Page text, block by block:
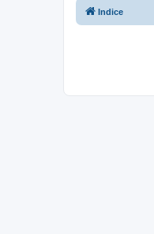
Indice